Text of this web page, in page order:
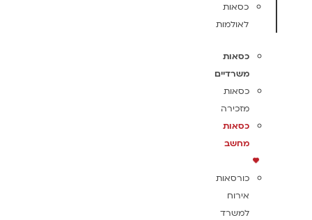
כסאות
לאולמות
כסאות
משרדיים
כסאות
מזכירה
כסאות
מחשב
כורסאות
אירוח
למשרד